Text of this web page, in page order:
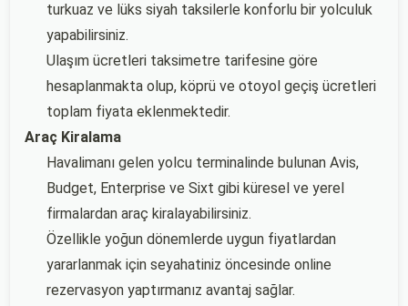
turkuaz ve lüks siyah taksilerle konforlu bir yolculuk
yapabilirsiniz.
Ulaşım ücretleri taksimetre tarifesine göre
hesaplanmakta olup, köprü ve otoyol geçiş ücretleri
toplam fiyata eklenmektedir.
Araç Kiralama
Havalimanı gelen yolcu terminalinde bulunan Avis,
Budget, Enterprise ve Sixt gibi küresel ve yerel
firmalardan araç kiralayabilirsiniz.
Özellikle yoğun dönemlerde uygun fiyatlardan
yararlanmak için seyahatiniz öncesinde online
rezervasyon yaptırmanız avantaj sağlar.